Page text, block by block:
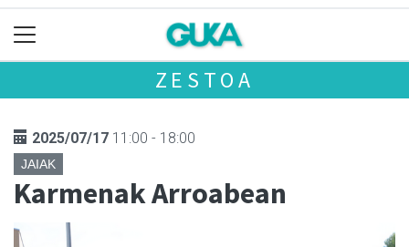
ZESTOA
2025/07/17 11:00 - 18:00
JAIAK
Karmenak Arroabean